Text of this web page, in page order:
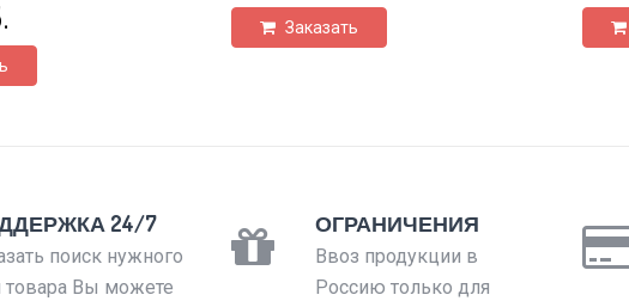
Заказать
24/7
поиск нужного
товара Вы можете
ОГРАНИЧЕНИЯ
Ввоз продукции в
Россию только для